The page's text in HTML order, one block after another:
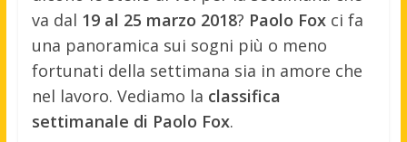
va dal 19 al 25 marzo 2018? Paolo Foxci fa
una panoramica sui sogni più o meno
fortunati della settimana sia in amore che
nel lavoro. Vediamo la classifica
settimanale di Paolo Fox.